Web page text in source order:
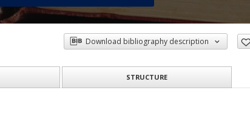
Download bibliography description
STRUCTURE